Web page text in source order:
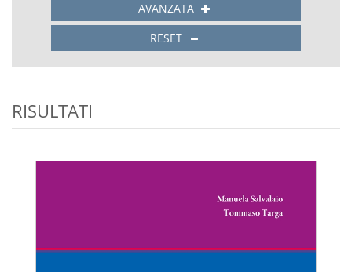
AVANZATA
RESET
RISULTATI